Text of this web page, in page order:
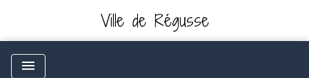
Ville de Régusse
menu